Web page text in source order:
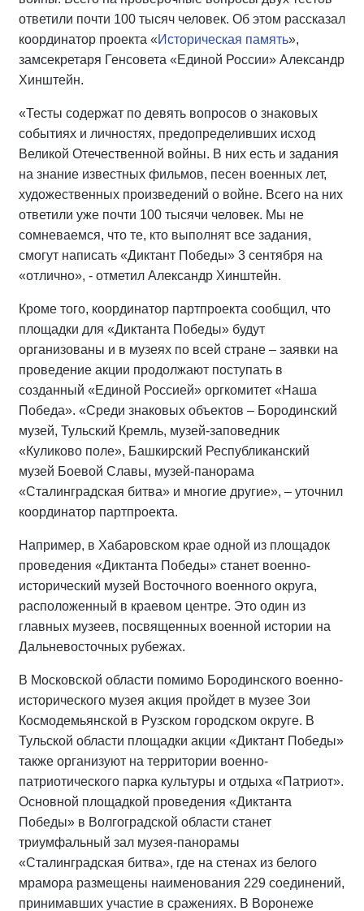
ответили почти 100 тысяч человек. Об этом рассказал
координатор проекта «Историческая память»,
замсекретаря Генсовета «Единой России» Александр
Хинштейн.
«Тесты содержат по девять вопросов о знаковых
событиях и личностях, предопределивших исход
Великой Отечественной войны. В них есть и задания
на знание известных фильмов, песен военных лет,
художественных произведений о войне. Всего на них
ответили уже почти 100 тысячи человек. Мы не
сомневаемся, что те, кто выполнят все задания,
смогут написать «Диктант Победы» 3 сентября на
«отлично», - отметил Александр Хинштейн.
Кроме того, координатор партпроекта сообщил, что
площадки для «Диктанта Победы» будут
организованы и в музеях по всей стране – заявки на
проведение акции продолжают поступать в
созданный «Единой Россией» оргкомитет «Наша
Победа». «Среди знаковых объектов – Бородинский
музей, Тульский Кремль, музей-заповедник
«Куликово поле», Башкирский Республиканский
музей Боевой Славы, музей-панорама
«Сталинградская битва» и многие другие», – уточнил
координатор партпроекта.
Например, в Хабаровском крае одной из площадок
проведения «Диктанта Победы» станет военно-
исторический музей Восточного военного округа,
расположенный в краевом центре. Это один из
главных музеев, посвященных военной истории на
Дальневосточных рубежах.
В Московской области помимо Бородинского военно-
исторического музея акция пройдет в музее Зои
Космодемьянской в Рузском городском округе. В
Тульской области площадки акции «Диктант Победы»
также организуют на территории военно-
патриотического парка культуры и отдыха «Патриот».
Основной площадкой проведения «Диктанта
Победы» в Волгоградской области станет
триумфальный зал музея-панорамы
«Сталинградская битва», где на стенах из белого
мрамора размещены наименования 229 соединений,
принимавших участие в сражениях. В Воронеже